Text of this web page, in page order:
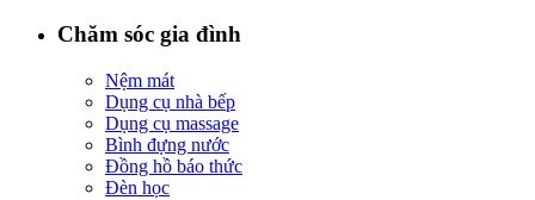
Chăm sóc gia đình
Nệm mát
Dụng cụ nhà bếp
Dụng cụ massage
Bình đựng nước
Đồng hồ báo thức
Đèn học